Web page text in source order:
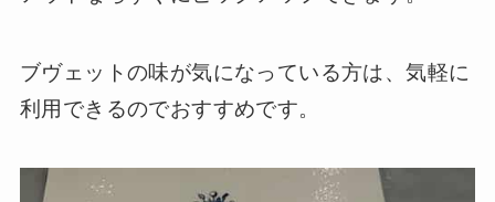
ブヴェットの味が気になっている方は、気軽に
利用できるのでおすすめです。